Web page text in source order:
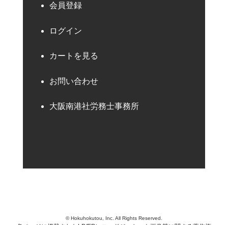
会員登録
ログイン
カートを見る
お問い合わせ
大阪南港社労務士事務所
© Hokuhokutou, Inc. All Rights Reserved.